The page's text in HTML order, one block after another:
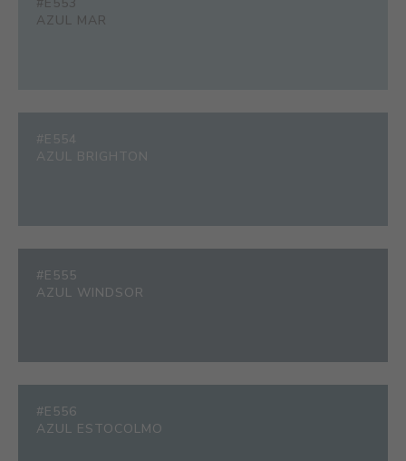
AZUL MAR
#E554
AZUL BRIGHTON
#E555
AZUL WINDSOR
#E556
AZUL ESTOCOLMO